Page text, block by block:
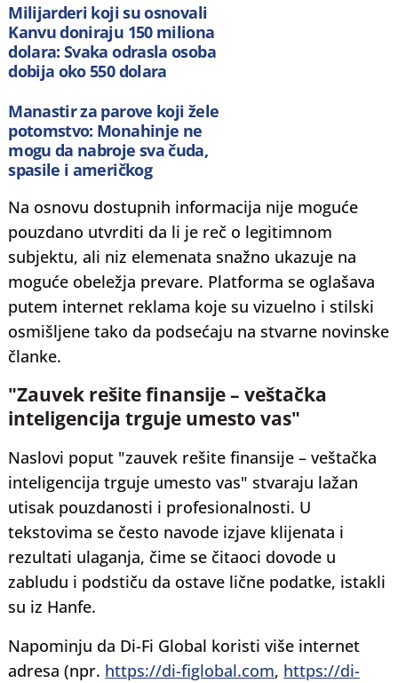
Milijarderi koji su osnovali
Kanvu doniraju 150 miliona
dolara: Svaka odrasla osoba
dobija oko 550 dolara
Manastir za parove koji žele
potomstvo: Monahinje ne
mogu da nabroje sva čuda,
spasile i američkog
Na osnovu dostupnih informacija nije moguće
pouzdano utvrditi da li je reč o legitimnom
subjektu, ali niz elemenata snažno ukazuje na
moguće obeležja prevare. Platforma se oglašava
putem internet reklama koje su vizuelno i stilski
osmišljene tako da podsećaju na stvarne novinske
članke.
"Zauvek rešite finansije – veštačka
inteligencija trguje umesto vas"
Naslovi poput "zauvek rešite finansije – veštačka
inteligencija trguje umesto vas" stvaraju lažan
utisak pouzdanosti i profesionalnosti. U
tekstovima se često navode izjave klijenata i
rezultati ulaganja, čime se čitaoci dovode u
zabludu i podstiču da ostave lične podatke, istakli
su iz Hanfe.
Napominju da Di-Fi Global koristi više internet
adresa (npr. https://di-figlobal.com, https://di-